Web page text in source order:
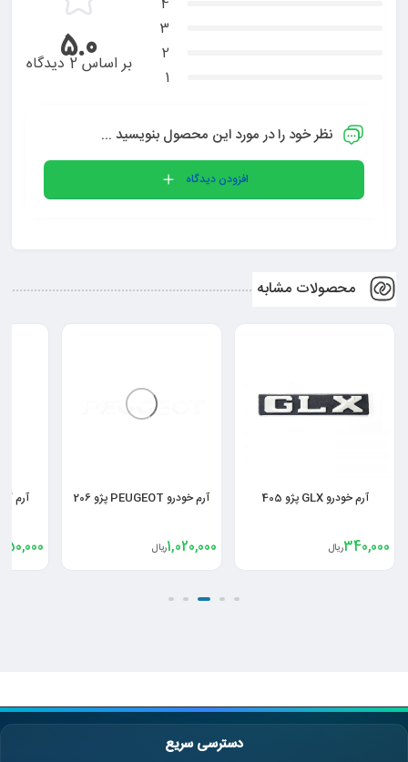
3
2
1
5.0بر اساس 2 دیدگاه
نظر خود را در مورد این محصول بنویسید ...
افزودن دیدگاه
محصولات مشابه
آرم خودرو GLX پژو 405
340,000ریال
آرم خودرو PEUGEOT پژو 206
1,020,000ریال
دسترسی سریع